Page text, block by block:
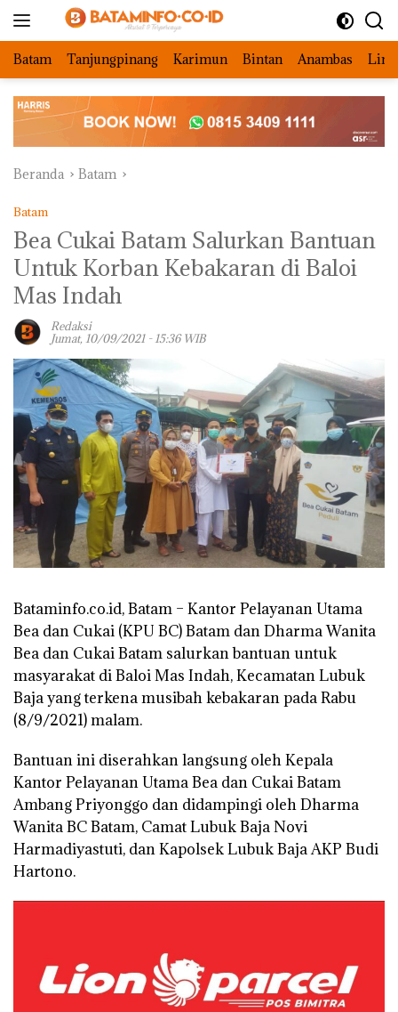
Batam Tanjungpinang Karimun Bintan Anambas
Beranda Batam
Batam
Bea Cukai Batam Salurkan Bantuan
Untuk Korban Kebakaran di Baloi
Mas Indah
Redaksi
Jumat, 10/09/2021 - 15:36 WIB
Bataminfo.co.id, Batam – Kantor Pelayanan Utama
Bea dan Cukai (KPU BC) Batam dan Dharma Wanita
Bea dan Cukai Batam salurkan bantuan untuk
masyarakat di Baloi Mas Indah, Kecamatan Lubuk
Baja yang terkena musibah kebakaran pada Rabu
(8/9/2021) malam.
Bantuan ini diserahkan langsung oleh Kepala
Kantor Pelayanan Utama Bea dan Cukai Batam
Ambang Priyonggo dan didampingi oleh Dharma
Wanita BC Batam, Camat Lubuk Baja Novi
Harmadiyastuti, dan Kapolsek Lubuk Baja AKP Budi
Hartono.